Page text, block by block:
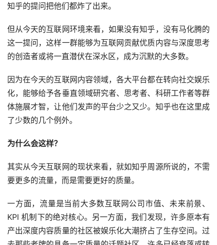
知乎的提问把他们都炸了出来。
但从今天的互联网环境来看，如果没有知乎，没有马化腾的
这一提问，这样一群能够为互联网贡献优质内容与深度思考
的创造者或将一直潜伏在深水区，成为沉默的大多数。
因为在今天的互联网内容领域，各大平台都在转向社交娱乐
化，能够给予各垂直领域研究者、思考者、科研工作者等群
体施展才智，让他们发声的平台少之又少。知乎也在这里成
了少数的几个例外。
为什么会这样？
其实从今天互联网的现状来看，就如知乎周源所说的，不需
要更多的流量，而是需要更好的质量。
一方面，流量是当前大多数互联网公司市值、未来前景、
KPI 机制下的绝对核心。另一方面，我们发现，许多原本有
产出深度内容质量的社区被娱乐化大潮挤占了生存空间。过